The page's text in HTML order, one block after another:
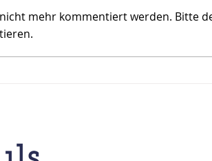
Das Zucken einer
mehr kommentiert werden. Bitte